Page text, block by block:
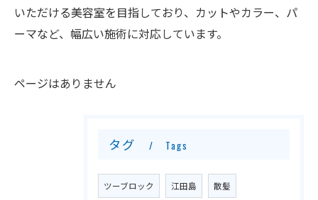
いただける美容室を目指しており、カットやカラー、パ
ーマなど、幅広い施術に対応しています。
ページはありません
タグ Tags
ツーブロック 江田島 散髪